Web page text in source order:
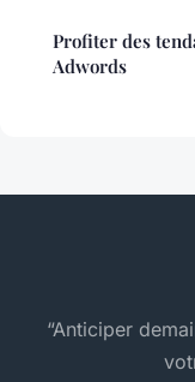
Profiter des
Adwords
“Anticiper